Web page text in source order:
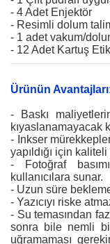
- 4 Adet Enjektör
- Resimli dolum
- 1 adet vakum/
- 12 Adet Kartuş
Ürünün
- Baskı
kıyaslanamayacak
- Inkser
yapıldığı için
- Fotoğraf
kullanıcılara sunar.
- Uzun süre
- Yazıcıyı riske
- Su temasından
sonra bile nemli
uğramaması